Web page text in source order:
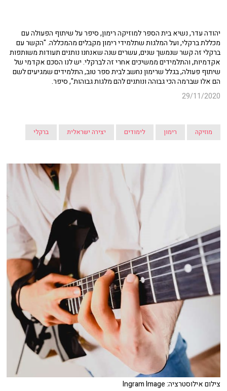
יהודה עדר, נשיא בית הספר למוזיקה רימון, סיפר על שיתוף הפעולה עם
מכללת ברקלי, ועל המלגות שתלמידי רימון מקבלים מהמכללה. "הקשר עם
ברקלי זה קשר שנמשך שנים, עשרים שנה שאנחנו נותנים תעודות משותפות
אקדמיות, והתלמידים ממשיכים אחרי זה לברקלי. יש לנו הסכם אקדמי של
שיתוף פעולה, בגלל שרימון נחשב לבית ספר טוב, התלמידים שמגיעים לשם
הם אלו שברמה הכי גבוהה ונותנים להם מלגות גבוהות", סיפר.
29/11/2020
מוזיקה רימון לימודים יצירה ישראלית ברקלי
צילום אילוסטרציה: Ingram Image